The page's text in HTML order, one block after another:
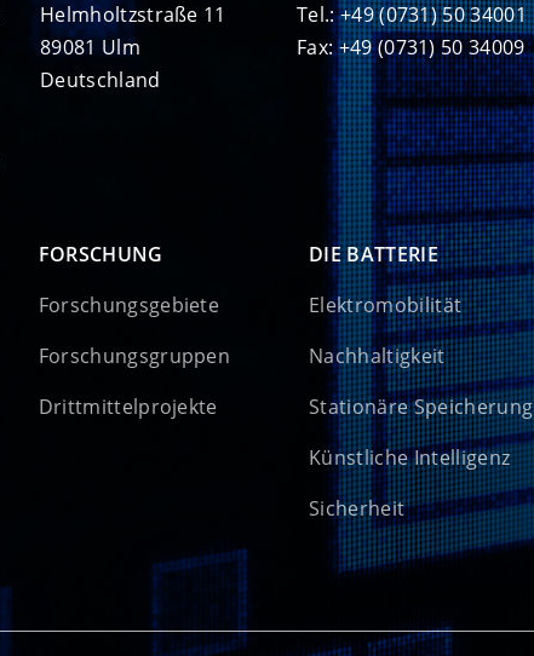
Helmholtzstraße 11
89081 Ulm
Deutschland
Tel.: +49 (0731) 50 34001
Fax: +49 (0731) 50 34009
FORSCHUNG
Forschungsgebiete
Forschungsgruppen
Drittmittelprojekte
DIE BATTERIE
Elektromobilität
Nachhaltigkeit
Stationäre Speicherung
Künstliche Intelligenz
Sicherheit